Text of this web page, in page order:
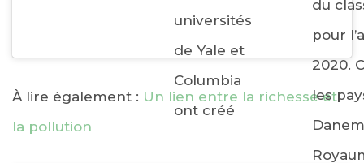
universités
de Yale et
Columbia
ont créé
du
pour
2020.
les
À lire également : Un lien entre la richesse et
la pollution